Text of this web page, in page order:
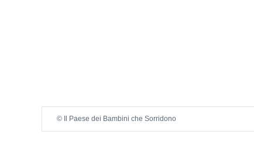
© Il Paese dei Bambini che Sorridono